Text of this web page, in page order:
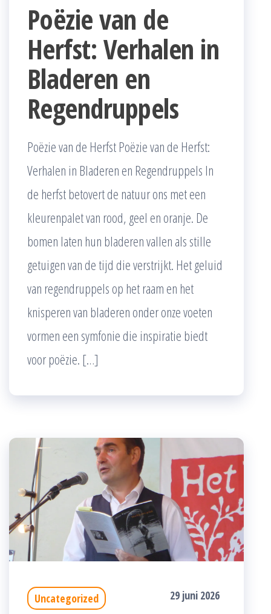
Poëzie van de
Herfst: Verhalen in
Bladeren en
Regendruppels
Poëzie van de Herfst Poëzie van de Herfst:
Verhalen in Bladeren en Regendruppels In
de herfst betovert de natuur ons met een
kleurenpalet van rood, geel en oranje. De
bomen laten hun bladeren vallen als stille
getuigen van de tijd die verstrijkt. Het geluid
van regendruppels op het raam en het
knisperen van bladeren onder onze voeten
vormen een symfonie die inspiratie biedt
voor poëzie. […]
Uncategorized 29 juni 2026